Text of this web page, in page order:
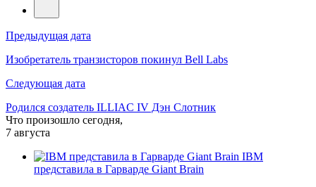
Навигация
по
записям
Предыдущая дата
Изобретатель транзисторов покинул Bell Labs
Следующая дата
Родился создатель ILLIAC IV Дэн Слотник
Что произошло сегодня,
7 августа
IBM
представила в Гарварде Giant Brain